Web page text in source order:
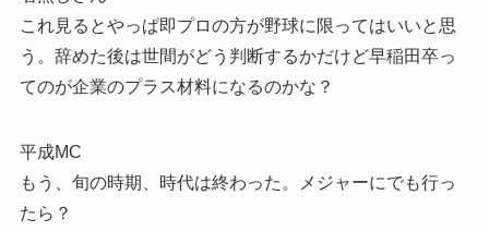
これ見るとやっぱ即プロの方が野球に限ってはいいと思
う。辞めた後は世間がどう判断するかだけど早稲田卒っ
てのが企業のプラス材料になるのかな？
平成MC
もう、旬の時期、時代は終わった。メジャーにでも行っ
たら？